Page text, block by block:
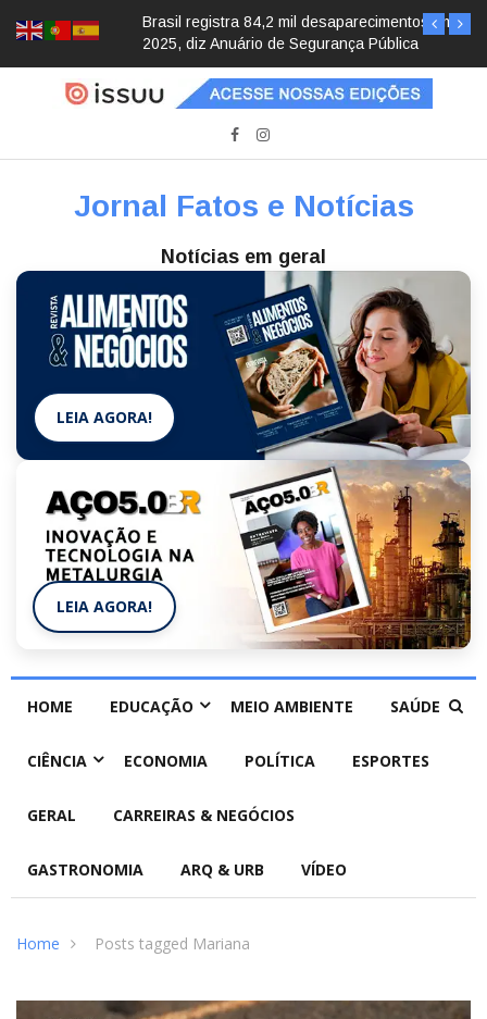
Brasil registra 84,2 mil desaparecimentos em
2025, diz Anuário de Segurança Pública
Jornal Fatos e Notícias
Notícias em geral
LEIA AGORA!
LEIA AGORA!
HOME EDUCAÇÃO MEIO AMBIENTE SAÚDE
CIÊNCIA ECONOMIA POLÍTICA ESPORTES
GERAL CARREIRAS & NEGÓCIOS
GASTRONOMIA ARQ & URB VÍDEO
Home Posts tagged Mariana